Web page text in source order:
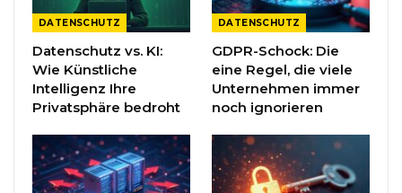
DATENSCHUTZ
Datenschutz vs. KI:
Wie Künstliche
Intelligenz Ihre
Privatsphäre bedroht
DATENSCHUTZ
GDPR-Schock: Die
eine Regel, die viele
Unternehmen immer
noch ignorieren